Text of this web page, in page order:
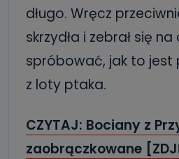
długo. Wręcz
skrzydła i zebrał się
spróbować, jak to jest
z loty ptaka.
CZYTAJ: Bociany z
zaobrączkowane